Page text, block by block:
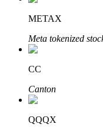
Automatyczna
Zdobądź
METAX
Meta tokenized
CC
Canton
QQQX